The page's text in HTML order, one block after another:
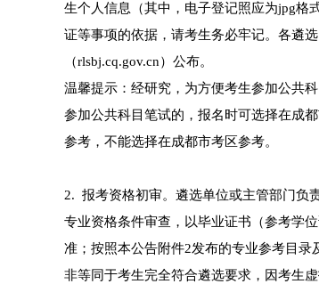
生个人信息（其中，电子登记照应为jpg格
证等事项的依据，请考生务必牢记。各遴
（rlsbj.cq.gov.cn）公布。
温馨提示：经研究，为方便考生参加公共
参加公共科目笔试的，报名时可选择在成
参考，不能选择在成都市考区参考。
2. 报考资格初审。遴选单位或主管部门负
专业资格条件审查，以毕业证书（参考学
准；按照本公告附件2发布的专业参考目
非等同于考生完全符合遴选要求，因考生